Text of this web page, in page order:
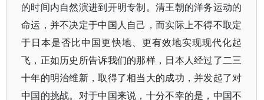
的时间内自然演进到开明专制。清王朝的洋务运动的
命运，并不决定于中国人自己，而实际上不得不取定
于日本是否比中国更快地、更有效地实现现代化起
飞，正如历史所告诉我们的那样，日本人经过了二三
十年的明治维新，取得了相当大的成功，并发起了对
中国的挑战。对于中国来说，十分不幸的是，中国不